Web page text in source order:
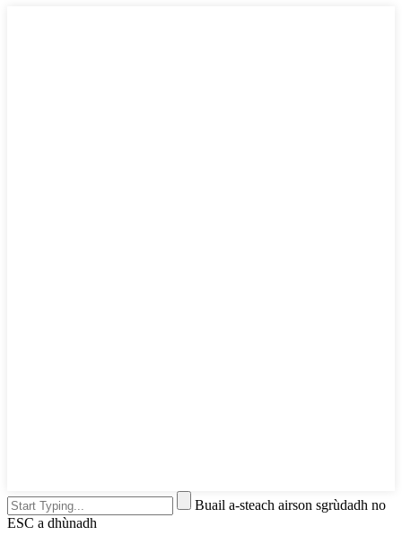
Buail a-steach airson sgrùdadh no
ESC a dhùnadh